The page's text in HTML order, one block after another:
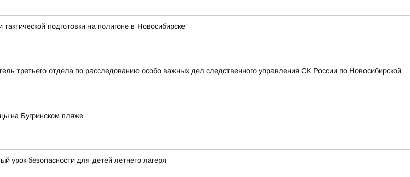
подготовки на полигоне в Новосибирске
третьего отдела по расследованию особо важных дел следственного управления СК России по Новосибирской
на Бугринском пляже
урок безопасности для детей летнего лагеря